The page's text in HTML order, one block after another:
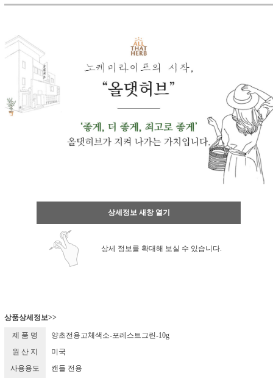
상세정보 새창 열기
상세 정보를 확대해 보실 수 있습니다.
상품상세정보>>
제 품 명
양초전용고체색소-포레스트그린-10g
원 산 지
미국
사용용도
캔들 전용